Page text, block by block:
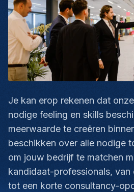
Je kan erop rekenen dat
nodige feeling en skills
meerwaarde te creëren
beschikken over alle nodige
om jouw bedrijf te matchen
kandidaat-professionals,
tot een korte consultancy-